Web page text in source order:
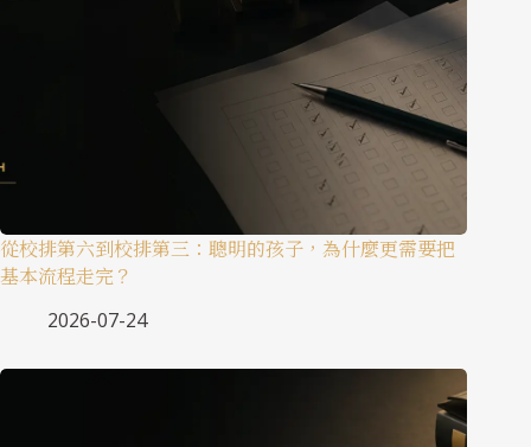
從校排第六到校排第三：聰明的孩子，為什麼更需要把
基本流程走完？
2026-07-24